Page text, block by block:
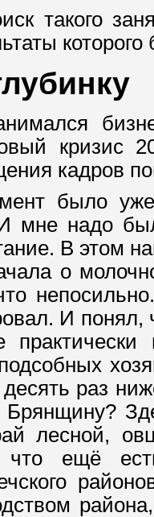
такого
кризис
кадров
было
мне надо
В этом
о
И понял,
раз
лесной,
что ещё